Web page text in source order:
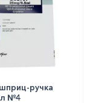
ручка
№4